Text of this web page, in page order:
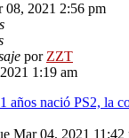
08, 2021 2:56 pm
por ZZT
1:19 am
años nació PS2, la
Mar 04, 2021 11:42